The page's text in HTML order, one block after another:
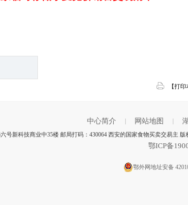
【打印
中心简介 网站地图
号新科技商业中35楼 邮局打码：430064 西安的国家食物买卖交易主 版
鄂ICP备
鄂外网地址安备